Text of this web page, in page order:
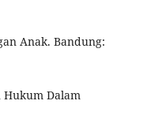
Anak. Bandung:
Hukum Dalam